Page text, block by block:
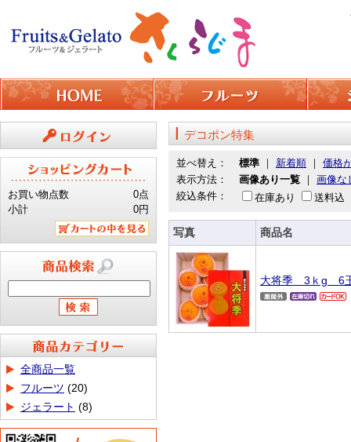
ログイン
お買い物点数
0点
小計
0円
カートの中を見る
商品カテゴリ
全商品一覧
フルーツ (20)
ジェラート (8)
デコポン特集
並べ替え： 標準 ｜ 新着順 ｜ 価格
表示方法：
画像あり一覧 ｜ 画像な
絞込条件：
在庫あり 送料込
写真 商品名
大将季 3ｋg 6